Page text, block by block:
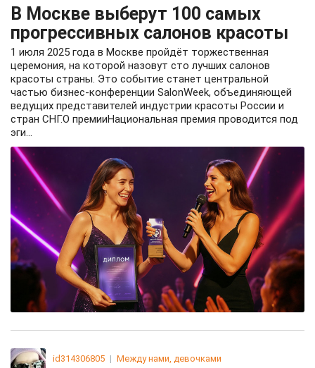
В Москве выберут 100 самых
прогрессивных салонов красоты
1 июля 2025 года в Москве пройдёт торжественная
церемония, на которой назовут сто лучших салонов
красоты страны. Это событие станет центральной
частью бизнес-конференции SalonWeek, объединяющей
ведущих представителей индустрии красоты России и
стран СНГ.О премииНациональная премия проводится под
эги...
id314306805 | Между нами, девочками